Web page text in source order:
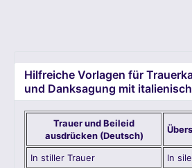
Hilfreiche Vorlagen für
und Danksagung mit
Trauer und Beileid
ausdrücken (Deutsch)
In stiller Trauer In